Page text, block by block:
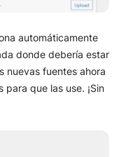
automáticamente
donde debería estar
nuevas fuentes ahora
que las use. ¡Sin